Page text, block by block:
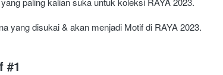
yang disukai & akan menjadi Motif di RAYA 2023.
#1